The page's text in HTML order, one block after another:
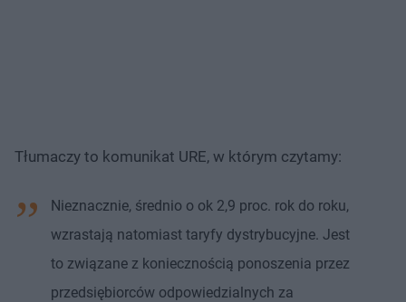
Tłumaczy to komunikat URE, w którym czytamy:
Nieznacznie, średnio o ok 2,9 proc. rok do roku,
wzrastają natomiast taryfy dystrybucyjne. Jest
to związane z koniecznością ponoszenia przez
przedsiębiorców odpowiedzialnych za